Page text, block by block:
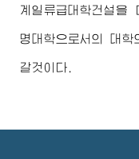
계일류급대학건설을
명대학으로서의 대
갈것이다.